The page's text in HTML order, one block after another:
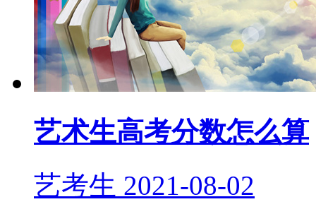
艺术生高考分数怎么算
艺考生 2021-08-02